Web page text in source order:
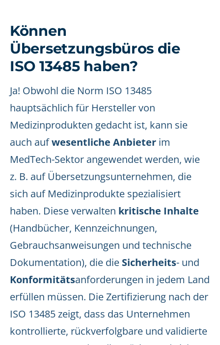
Können
Übersetzungsbüros die
ISO 13485 haben?
Ja! Obwohl die Norm ISO 13485
hauptsächlich für Hersteller von
Medizinprodukten gedacht ist, kann sie
auch aufwesentliche Anbieter im
MedTech-Sektor angewendet werden, wie
z. B. auf Übersetzungsunternehmen, die
sich auf Medizinprodukte spezialisiert
haben. Diese verwalten kritische Inhalte
(Handbücher, Kennzeichnungen,
Gebrauchsanweisungen und technische
Dokumentation), die die Sicherheits- und
Konformitätsanforderungen in jedem Land
erfüllen müssen. Die Zertifizierung nach der
ISO 13485 zeigt, dass das Unternehmen
kontrollierte, rückverfolgbare und validierte